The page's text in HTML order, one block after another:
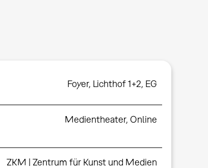
Foyer, Lichthof 1+2, EG
Medientheater,Online
ZKM | Zentrum für Kunst und Medien